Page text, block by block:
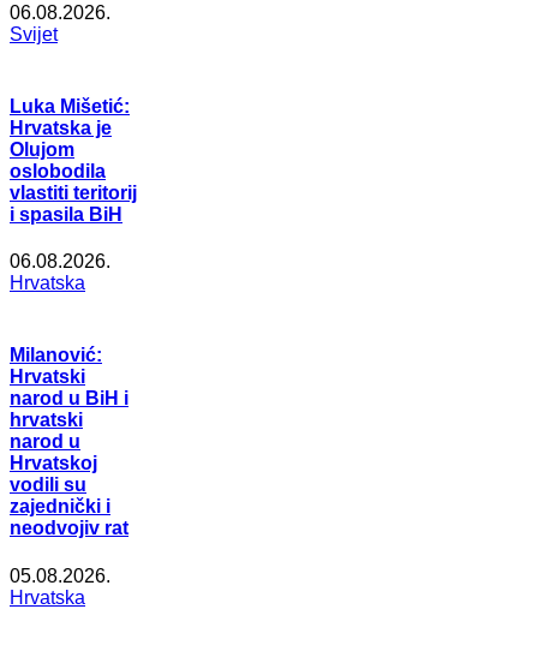
06.08.2026.
Svijet
Luka Mišetić:
Hrvatska je
Olujom
oslobodila
vlastiti teritorij
i spasila BiH
06.08.2026.
Hrvatska
Milanović:
Hrvatski
narod u BiH i
hrvatski
narod u
Hrvatskoj
vodili su
zajednički i
neodvojiv rat
05.08.2026.
Hrvatska